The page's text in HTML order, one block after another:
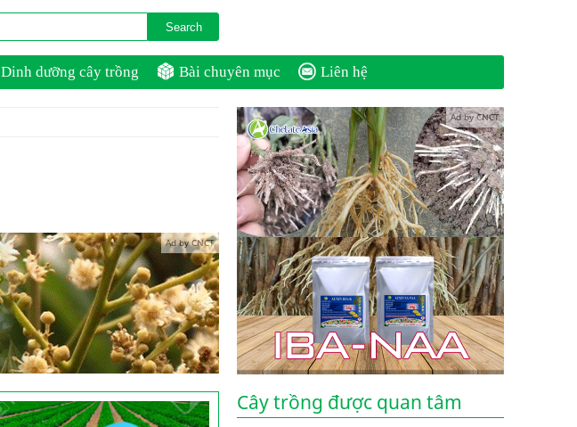
Dinh dưỡng cây trồng Bài chuyên mục Liên hệ
Ad by CNCT
Ad by CNCT
Cây trồng được quan tâm